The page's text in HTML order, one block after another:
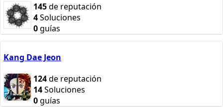
145de reputación
4Soluciones
0guías
Kang Dae Jeon
124de reputación
14Soluciones
0guías